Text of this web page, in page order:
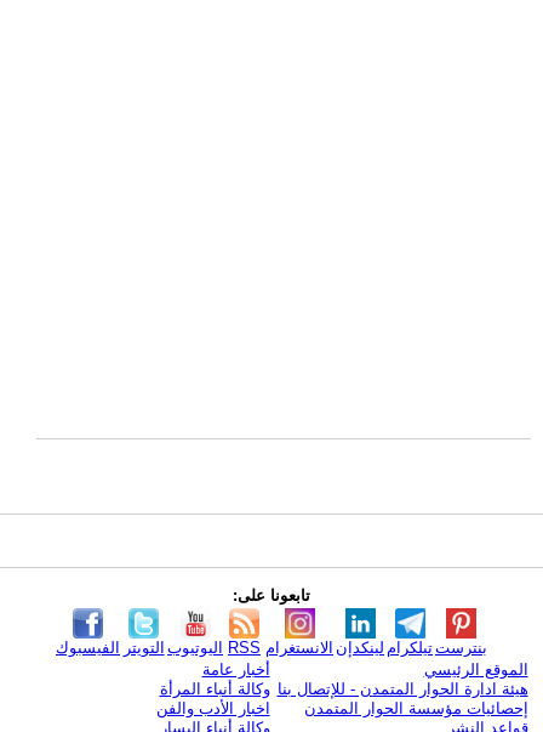
تابعونا على:
الفيسبوك التويتر اليوتيوب RSS الانستغرام لينكدإن تيلكرامبنترست
الموقع الرئيسي
هيئة ادارة الحوار المتمدن - للإتصال بنا
إحصائيات مؤسسة الحوار المتمدن
قواعد النشر
أخبار عامة
وكالة أنباء المرأة
اخبار الأدب والفن
وكالة أنباء اليسار